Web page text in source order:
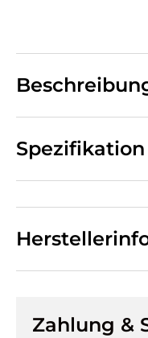
Spezifikation
Zahlung &